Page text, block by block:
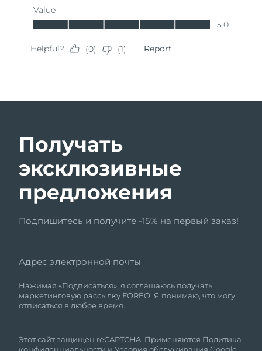
Получать
эксклюзивные
предложения
Подпишитесь и получите -15% на первый заказ!
Адрес электронной почты
Нажимая «Подписаться», я соглашаюсь получать
маркетинговую рассылку FOREO. Я понимаю, что могу
отписаться в любое время.
Этот сайт защищен reCAPTCHA. Применяются Политика
конфиденциальности иУсловия обслуживания Google.